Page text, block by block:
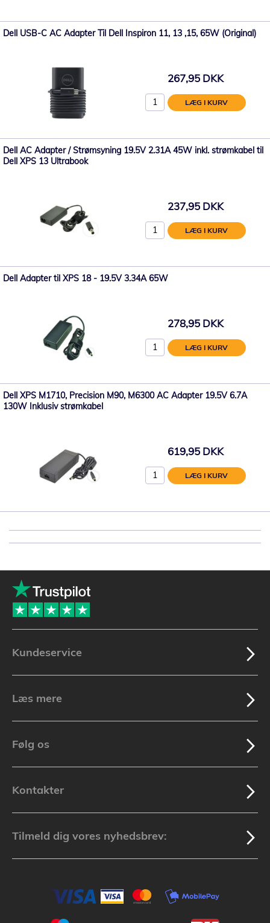
Dell USB-C AC Adapter Til Dell Inspiron 11, 13 ,15, 65W (Original)
267,95 DKK
LÆG I KURV
Dell AC Adapter / Strømsyning 19.5V 2.31A 45W inkl. strømkabel til
Dell XPS 13 Ultrabook
237,95 DKK
LÆG I KURV
Dell Adapter til XPS 18 - 19.5V 3.34A 65W
278,95 DKK
LÆG I KURV
Dell XPS M1710, Precision M90, M6300 AC Adapter 19.5V 6.7A
130W Inklusiv strømkabel
619,95 DKK
LÆG I KURV
Kundeservice
Læs mere
Følg os
Kontakter
Tilmeld dig vores nyhedsbrev: